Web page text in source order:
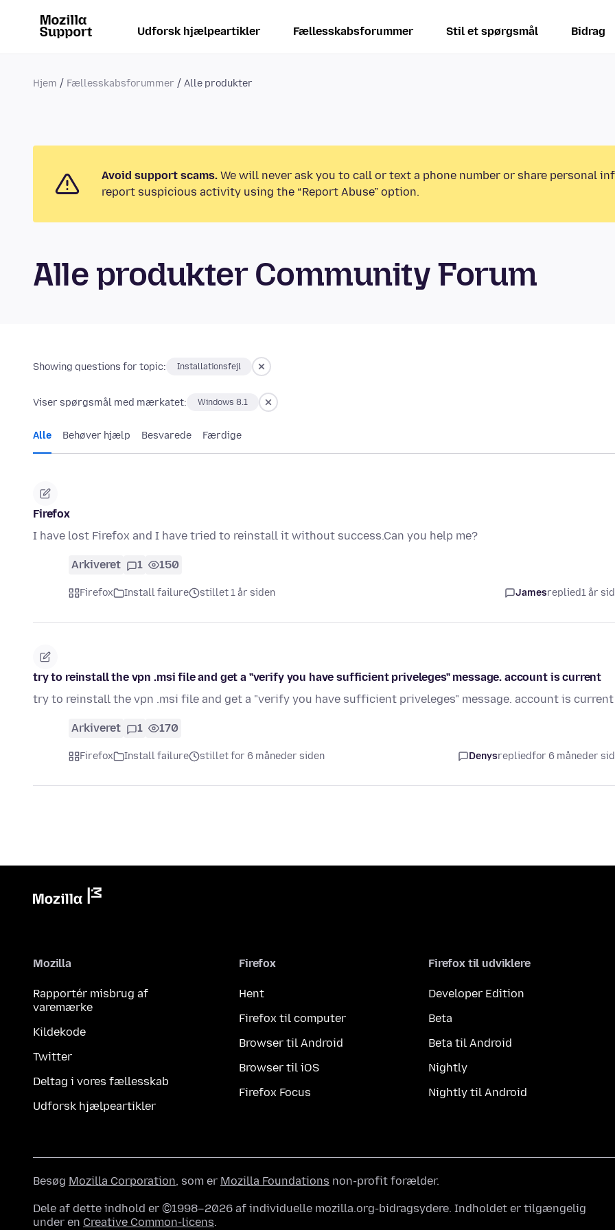
Udforsk hjælpeartikler Fællesskabsforummer Stil et spørgsmål Bidrag
Hjem Fællesskabsforummer Alle produkter
Avoid support scams. We will never ask you to call or text a phone number or share personal
report suspicious activity using the “Report Abuse” option.
Alle produkter Community Forum
Showing questions for topic: Installationsfejl
Viser spørgsmål med mærkatet: Windows 8.1
Alle Behøver hjælp Besvarede Færdige
Firefox
I have lost Firefox and I have tried to reinstall it without success.Can you help me?
Arkiveret 1 150
Firefox Install failure stillet 1 år siden Jamesreplied1 år
try to reinstall the vpn .msi file and get a "verify you have sufficient priveleges" message. account is current
try to reinstall the vpn .msi file and get a "verify you have sufficient priveleges" message. account is current
Arkiveret 1 170
Firefox Install failure stillet for 6 måneder siden Denysrepliedfor 6 måneder
Mozilla
Rapportér misbrug af
varemærke
Kildekode
Twitter
Deltag i vores fællesskab
Udforsk hjælpeartikler
Firefox
Hent
Firefox til computer
Browser til Android
Browser til iOS
Firefox Focus
Firefox til udviklere
Developer Edition
Beta
Beta til Android
Nightly
Nightly til Android
Besøg Mozilla Corporation, som er Mozilla Foundations non-profit forælder.
Dele af dette indhold er ©1998–2026 af individuelle mozilla.org-bidragsydere. Indholdet er tilgængelig
under en Creative Common-licens.